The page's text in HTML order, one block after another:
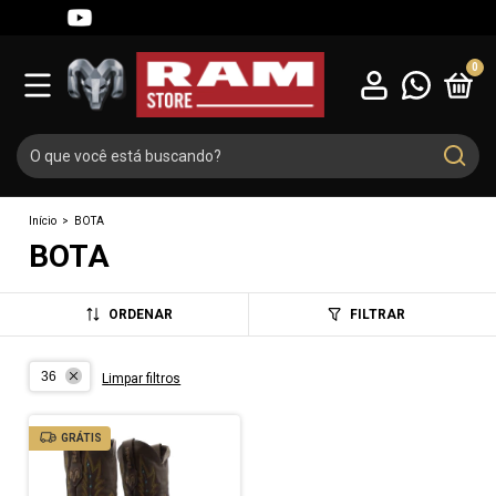
0
Início > BOTA
BOTA
ORDENAR FILTRAR
36 Limpar filtros
GRÁTIS